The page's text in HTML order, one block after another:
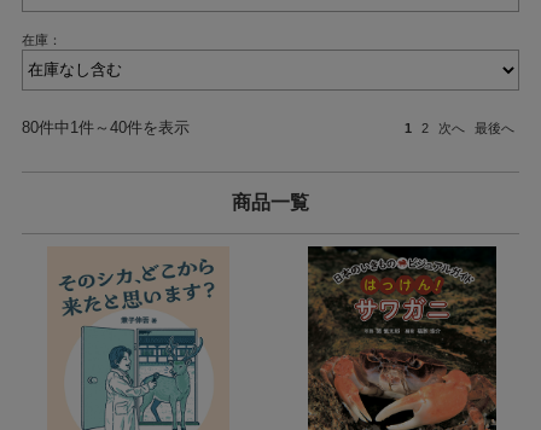
在庫：
80件中1件～40件を表示 1 2 次へ 最後へ
商品一覧